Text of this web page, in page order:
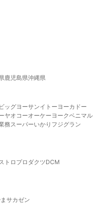
鹿児島県沖縄県
ビッグヨーサンイトーヨーカドー
ヤオコーオーケー ヨークベニマル
務スーパーいかり フジグラン
トロプロダクツDCM
サカゼン